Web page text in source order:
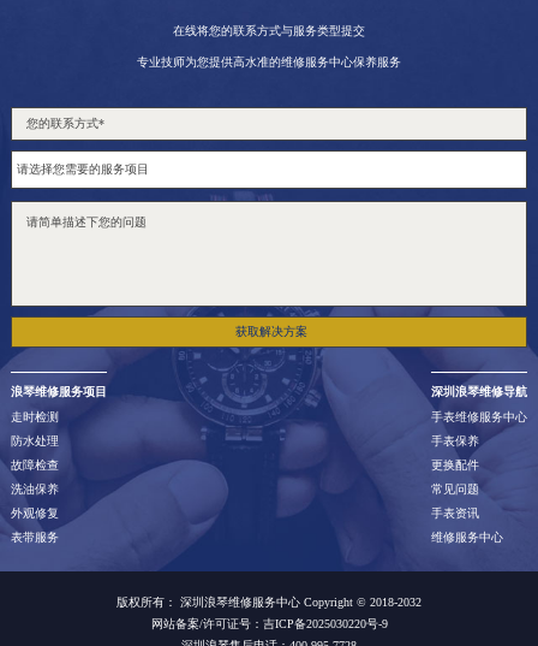
在线将您的联系方式与服务类型提交
专业技师为您提供高水准的维修服务中心保养服务
获取解决方案
浪琴维修服务项目
走时检测
防水处理
故障检查
洗油保养
外观修复
表带服务
深圳浪琴维修导航
手表维修服务中心
手表保养
更换配件
常见问题
手表资讯
维修服务中心
版权所有： 深圳浪琴维修服务中心 Copyright © 2018-2032
网站备案/许可证号：吉ICP备2025030220号-9